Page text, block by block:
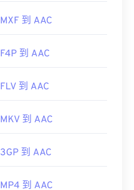
MXF 到 AAC
F4P 到 AAC
FLV 到 AAC
MKV 到 AAC
3GP 到 AAC
MP4 到 AAC